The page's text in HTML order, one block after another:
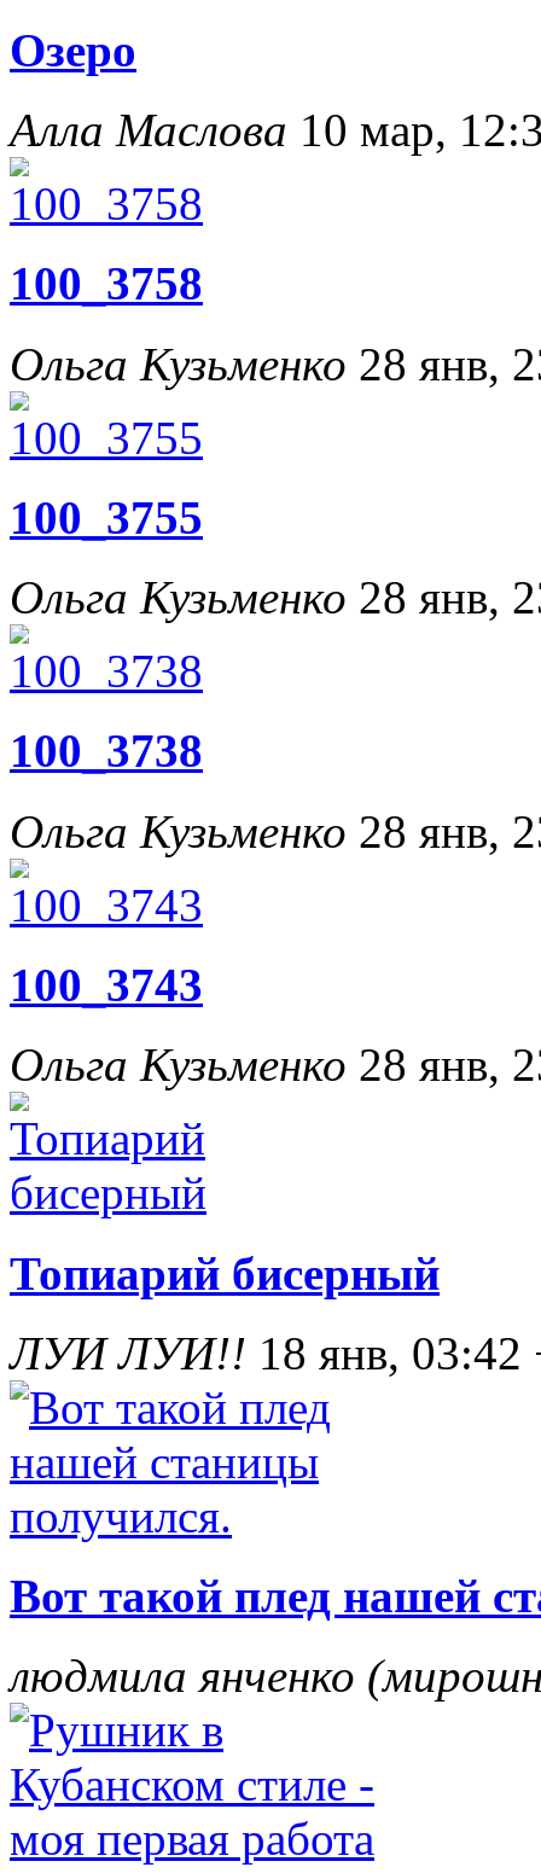
Озеро
Алла Маслова 10 мар,
100_3758
Ольга Кузьменко 28 янв,
100_3755
Ольга Кузьменко 28 янв,
100_3738
Ольга Кузьменко 28 янв,
100_3743
Ольга Кузьменко 28 янв,
Топиарий бисерный
ЛУИ ЛУИ!! 18 янв, 03:42
Вот такой плед нашей
людмила янченко